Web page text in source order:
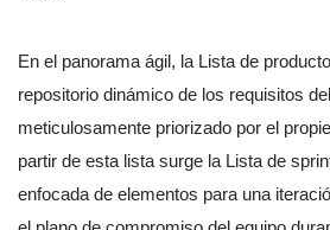
En el panorama ágil, la Lista de
repositorio dinámico de los requisitos
meticulosamente priorizado por el
partir de esta lista surge la Lista de
enfocada de elementos para una